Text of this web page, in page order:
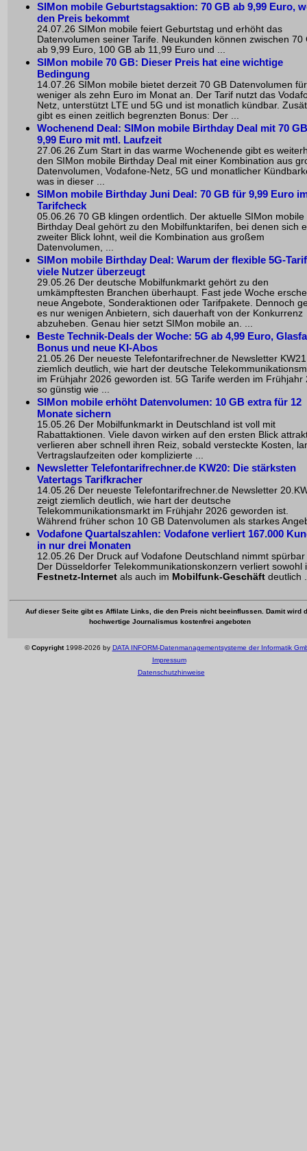
SIMon mobile Geburtstagsaktion: 70 GB ab 9,99 Euro,
den Preis bekommt
24.07.26 SIMon mobile feiert Geburtstag und erhöht das
Datenvolumen seiner Tarife. Neukunden können zwischen 70
ab 9,99 Euro, 100 GB ab 11,99 Euro und ...
SIMon mobile 70 GB: Dieser Preis hat eine wichtige
Bedingung
14.07.26 SIMon mobile bietet derzeit 70 GB Datenvolumen für
weniger als zehn Euro im Monat an. Der Tarif nutzt das
Netz, unterstützt LTE und 5G und ist monatlich kündbar.
gibt es einen zeitlich begrenzten Bonus: Der ...
Wochenend Deal: SIMon mobile Birthday Deal mit 70
9,99 Euro mit mtl. Laufzeit
27.06.26 Zum Start in das warme Wochenende gibt es
den SIMon mobile Birthday Deal mit einer Kombination aus
Datenvolumen, Vodafone-Netz, 5G und monatlicher
was in dieser ...
SIMon mobile Birthday Juni Deal: 70 GB für 9,99 Euro
Tarifcheck
05.06.26 70 GB klingen ordentlich. Der aktuelle SIMon mobile
Birthday Deal gehört zu den Mobilfunktarifen, bei denen sich
zweiter Blick lohnt, weil die Kombination aus großem
Datenvolumen, ...
SIMon mobile Birthday Deal: Warum der flexible 5G-Tarif
viele Nutzer überzeugt
29.05.26 Der deutsche Mobilfunkmarkt gehört zu den
umkämpftesten Branchen überhaupt. Fast jede Woche
neue Angebote, Sonderaktionen oder Tarifpakete. Dennoch
es nur wenigen Anbietern, sich dauerhaft von der Konkurrenz
abzuheben. Genau hier setzt SIMon mobile an. ...
Beste Technik-Deals der Woche: 5G ab 4,99 Euro,
Bonus und neue KI-Abos
21.05.26 Der neueste Telefontarifrechner.de Newsletter
ziemlich deutlich, wie hart der deutsche
im Frühjahr 2026 geworden ist. 5G Tarife werden im Frühjahr
so günstig wie ...
SIMon mobile erhöht Datenvolumen: 10 GB extra für 12
Monate sichern
15.05.26 Der Mobilfunkmarkt in Deutschland ist voll mit
Rabattaktionen. Viele davon wirken auf den ersten Blick
verlieren aber schnell ihren Reiz, sobald versteckte Kosten,
Vertragslaufzeiten oder komplizierte ...
Newsletter Telefontarifrechner.de KW20: Die stärksten
Vatertags Tarifkracher
14.05.26 Der neueste Telefontarifrechner.de Newsletter
zeigt ziemlich deutlich, wie hart der deutsche
Telekommunikationsmarkt im Frühjahr 2026 geworden ist.
Während früher schon 10 GB Datenvolumen als starkes
Vodafone Quartalszahlen: Vodafone verliert 167.000
in nur drei Monaten
12.05.26 Der Druck auf Vodafone Deutschland nimmt spürbar
Der Düsseldorfer Telekommunikationskonzern verliert sowohl
Festnetz-Internet als auch im Mobilfunk-Geschäft deutlich
Auf dieser Seite gibt es Affilate Links, die den Preis nicht beeinflussen. Damit wird
hochwertige Journalismus kostenfrei angeboten
©Copyright1998-2026 by DATA INFORM-Datenmanagementsysteme der Informatik
Impressum
Datenschutzhinweise